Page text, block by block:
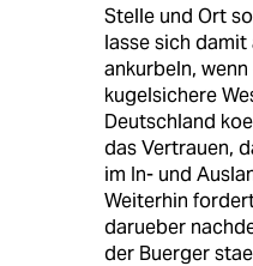
Stelle und Ort
lasse sich
ankurbeln,
kugelsichere
Deutschland
das Vertrauen,
im In- und
Weiterhin
darueber
der Buerger